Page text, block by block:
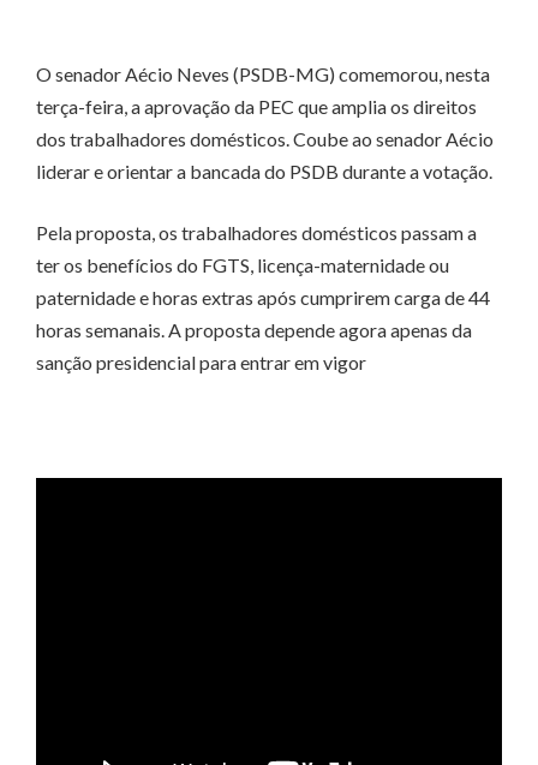
O senador Aécio Neves (PSDB-MG) comemorou, nesta
terça-feira, a aprovação da PEC que amplia os direitos
dos trabalhadores domésticos. Coube ao senador Aécio
liderar e orientar a bancada do PSDB durante a votação.
Pela proposta, os trabalhadores domésticos passam a
ter os benefícios do FGTS, licença-maternidade ou
paternidade e horas extras após cumprirem carga de 44
horas semanais. A proposta depende agora apenas da
sanção presidencial para entrar em vigor